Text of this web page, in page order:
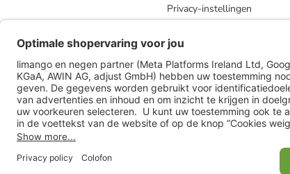
Privacy-instellingen
Compliance